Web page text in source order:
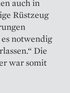
auch in
Rüstzeug
notwendig
Die
war somit